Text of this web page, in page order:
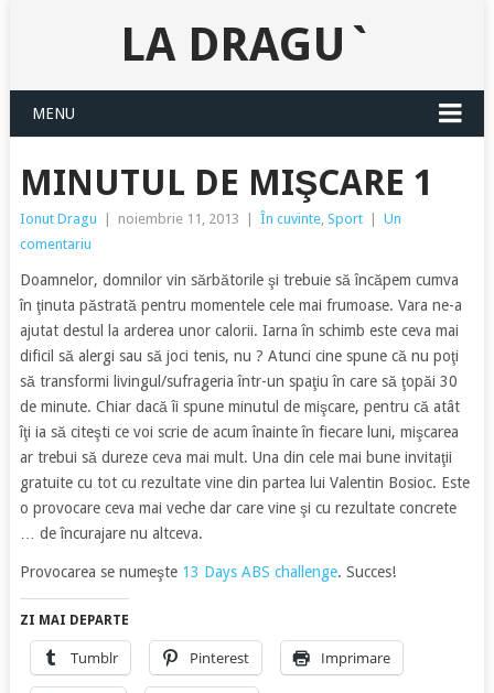
LA DRAGU`
MENU
MINUTUL DE MIŞCARE 1
Ionut Dragu noiembrie 11, 2013 În cuvinte, Sport
Un
comentariu
Doamnelor, domnilor vin sărbătorile şi trebuie să încăpem cumva
în ţinuta păstrată pentru momentele cele mai frumoase. Vara ne-a
ajutat destul la arderea unor calorii. Iarna în schimb este ceva mai
dificil să alergi sau să joci tenis, nu ? Atunci cine spune că nu poţi
să transformi livingul/sufrageria într-un spaţiu în care să ţopăi 30
de minute. Chiar dacă îi spune minutul de mişcare, pentru că atât
îţi ia să citeşti ce voi scrie de acum înainte în fiecare luni, mişcarea
ar trebui să dureze ceva mai mult. Una din cele mai bune invitaţii
gratuite cu tot cu rezultate vine din partea lui Valentin Bosioc. Este
o provocare ceva mai veche dar care vine şi cu rezultate concrete
… de încurajare nu altceva.
Provocarea se numeşte 13 Days ABS challenge. Succes!
ZI MAI DEPARTE
Tumblr Pinterest Imprimare